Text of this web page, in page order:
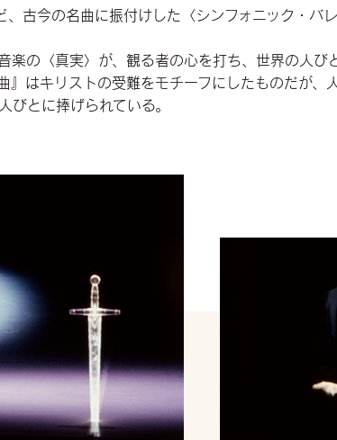
古今の名曲に振付けした〈シンフォニック・バ
楽の〈真実〉が、観る者の心を打ち、世界の人び
』はキリストの受難をモチーフにしたものだが、
びとに捧げられている。